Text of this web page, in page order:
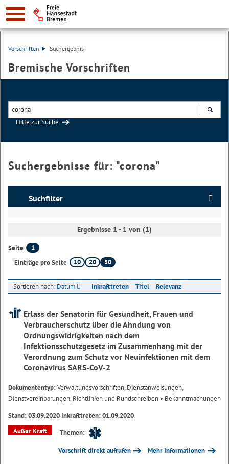
Vorschriften Suchergebnis
Bremische Vorschriften
Hilfe zur Suche
Suchergebnisse für: "corona"
Suchfilter
Ergebnisse 1 - 1 von (1)
Seite
1
Einträge pro Seite
10 20 50
Sortieren nach: Datum Inkrafttreten Titel Relevanz
Erlass der Senatorin für Gesundheit, Frauen und
Verbraucherschutz über die Ahndung von
Ordnungswidrigkeiten nach dem
Infektionsschutzgesetz im Zusammenhang mit der
Verordnung zum Schutz vor Neuinfektionen mit dem
Coronavirus SARS-CoV-2
Dokumententyp:Verwaltungsvorschriften, Dienstanweisungen,
Dienstvereinbarungen, Richtlinien und Rundschreiben • Bekanntmachungen
Stand: 03.09.2020 Inkrafttreten: 01.09.2020
Außer Kraft
Themen:
Vorschrift direkt aufrufen Mehr Informationen